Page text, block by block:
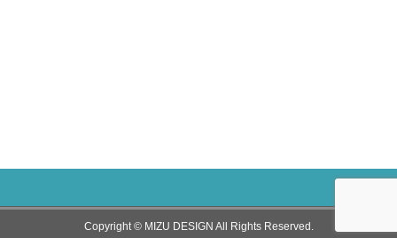
Copyright © MIZU DESIGN All Rights Reserved.